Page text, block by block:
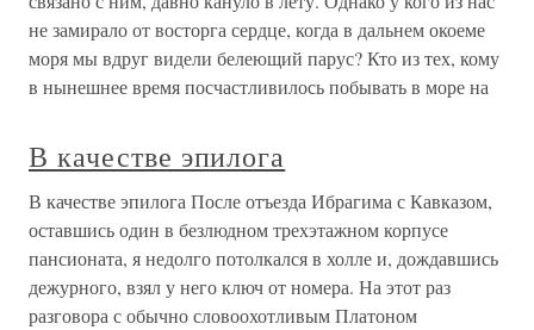
не замирало от восторга сердце, когда в дальнем окоеме
моря мы вдруг видели белеющий парус? Кто из тех, кому
в нынешнее время посчастливилось побывать в море на
В качестве эпилога
В качестве эпилога После отъезда Ибрагима с Кавказом,
оставшись один в безлюдном трехэтажном корпусе
пансионата, я недолго потолкался в холле и, дождавшись
дежурного, взял у него ключ от номера. На этот раз
разговора с обычно словоохотливым Платоном